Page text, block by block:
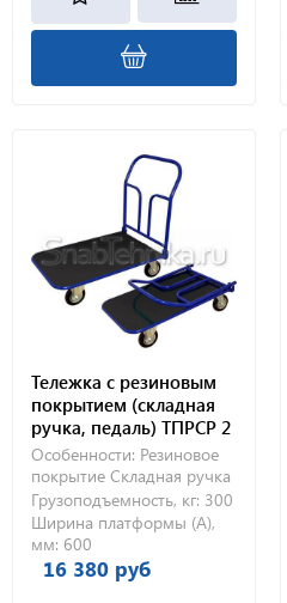
Тележка с резиновым
покрытием (складная
ручка, педаль) ТПРСР 2
МП (600х900) 125-Ч
Особенности: Резиновое
покрытие Складная ручка
Грузоподъемность, кг: 300
Ширина платформы (А),
мм: 600
16 380 руб